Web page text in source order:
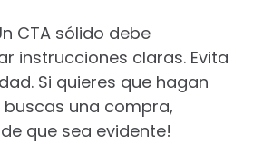
CTA sólido debe
instrucciones claras. Evita
Si quieres que hagan
buscas una compra,
que sea evidente!